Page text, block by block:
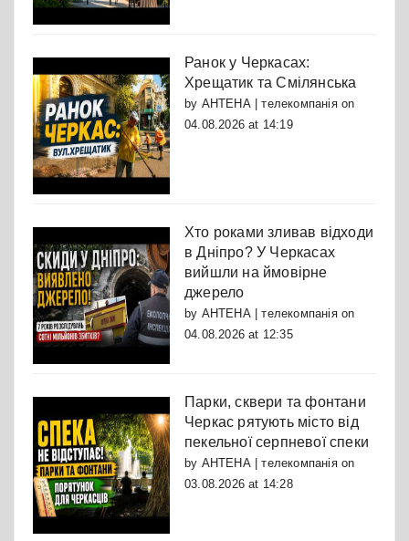
Ранок у Черкасах:
Хрещатик та Смілянська
by АНТЕНА | телекомпаніяon
04.08.2026 at 14:19
Хто роками зливав відходи
в Дніпро? У Черкасах
вийшли на ймовірне
джерело
by АНТЕНА | телекомпаніяon
04.08.2026 at 12:35
Парки, сквери та фонтани
Черкас рятують місто від
пекельної серпневої спеки
by АНТЕНА | телекомпаніяon
03.08.2026 at 14:28